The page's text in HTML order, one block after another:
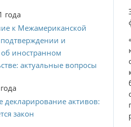
года
к Межамериканской
и
иностранном
актуальные вопросы
декларирование активов:
закон